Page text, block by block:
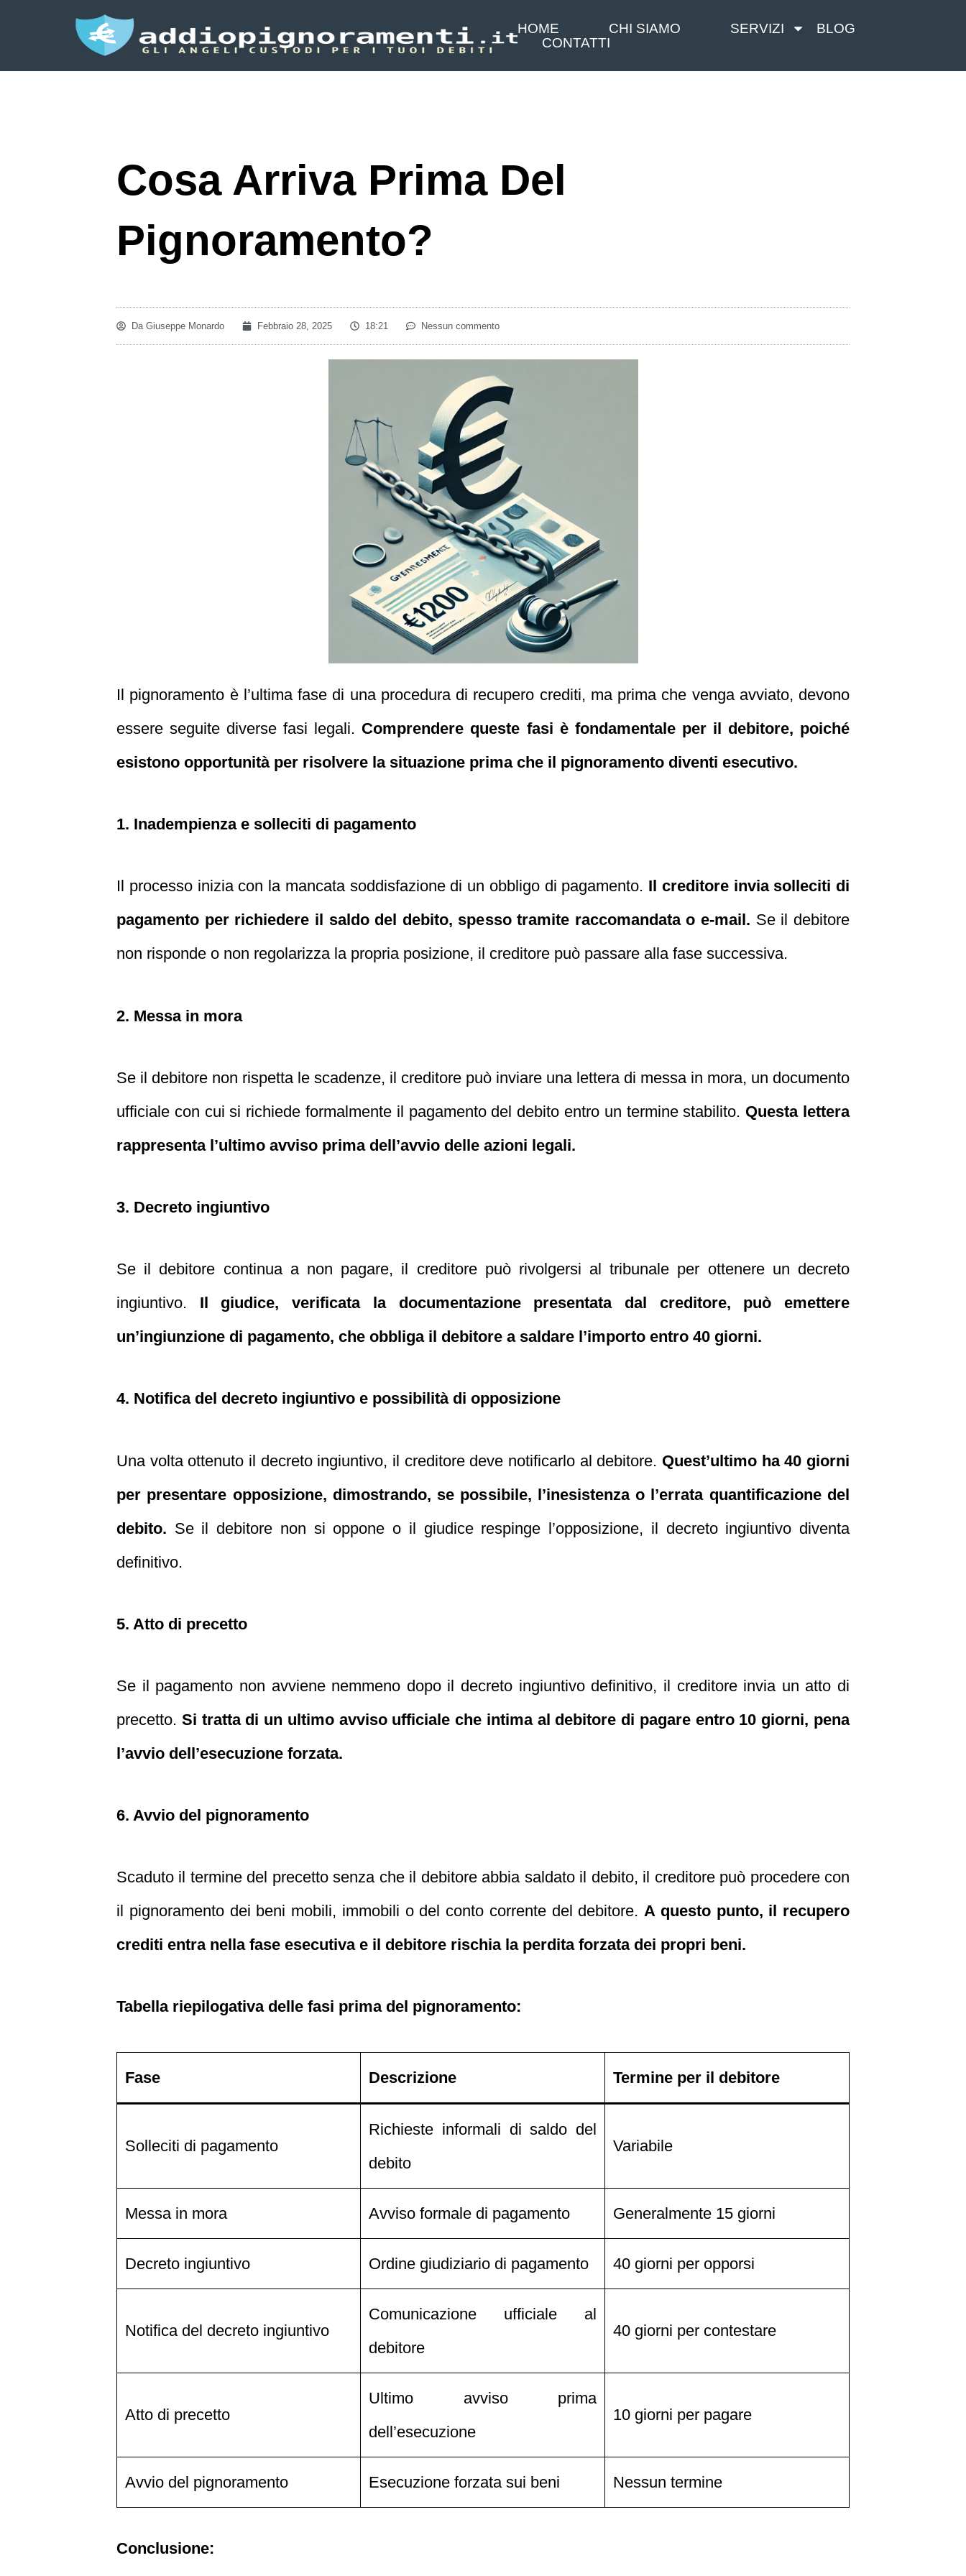
HOME CHI SIAMO SERVIZI
BLOG
CONTATTI
Cosa Arriva Prima Del
Pignoramento?
DaGiuseppe Monardo Febbraio 28, 2025 18:21 Nessun commento
Il pignoramento è l’ultima fase di una procedura di recupero crediti, ma prima che venga avviato, devono
essere seguite diverse fasi legali. Comprendere queste fasi è fondamentale per il debitore, poiché
esistono opportunità per risolvere la situazione prima che il pignoramento diventi esecutivo.
1. Inadempienza e solleciti di pagamento
Il processo inizia con la mancata soddisfazione di un obbligo di pagamento. Il creditore invia solleciti di
pagamento per richiedere il saldo del debito, spesso tramite raccomandata o e-mail. Se il debitore
non risponde o non regolarizza la propria posizione, il creditore può passare alla fase successiva.
2. Messa in mora
Se il debitore non rispetta le scadenze, il creditore può inviare una lettera di messa in mora, un documento
ufficiale con cui si richiede formalmente il pagamento del debito entro un termine stabilito. Questa lettera
rappresenta l’ultimo avviso prima dell’avvio delle azioni legali.
3. Decreto ingiuntivo
Se il debitore continua a non pagare, il creditore può rivolgersi al tribunale per ottenere un decreto
ingiuntivo. Il giudice, verificata la documentazione presentata dal creditore, può emettere
un’ingiunzione di pagamento, che obbliga il debitore a saldare l’importo entro 40 giorni.
4. Notifica del decreto ingiuntivo e possibilità di opposizione
Una volta ottenuto il decreto ingiuntivo, il creditore deve notificarlo al debitore. Quest’ultimo ha 40 giorni
per presentare opposizione, dimostrando, se possibile, l’inesistenza o l’errata quantificazione del
debito. Se il debitore non si oppone o il giudice respinge l’opposizione, il decreto ingiuntivo diventa
definitivo.
5. Atto di precetto
Se il pagamento non avviene nemmeno dopo il decreto ingiuntivo definitivo, il creditore invia un atto di
precetto. Si tratta di un ultimo avviso ufficiale che intima al debitore di pagare entro 10 giorni, pena
l’avvio dell’esecuzione forzata.
6. Avvio del pignoramento
Scaduto il termine del precetto senza che il debitore abbia saldato il debito, il creditore può procedere con
il pignoramento dei beni mobili, immobili o del conto corrente del debitore. A questo punto, il recupero
crediti entra nella fase esecutiva e il debitore rischia la perdita forzata dei propri beni.
Tabella riepilogativa delle fasi prima del pignoramento:
Fase Descrizione Termine per il debitore
Solleciti di pagamento
Richieste informali di saldo del
debito
Variabile
Messa in mora Avviso formale di pagamento Generalmente 15 giorni
Decreto ingiuntivo Ordine giudiziario di pagamento 40 giorni per opporsi
Notifica del decreto ingiuntivo
Comunicazione ufficiale al
debitore
40 giorni per contestare
Atto di precetto
Ultimo avviso prima
dell’esecuzione
10 giorni per pagare
Avvio del pignoramento Esecuzione forzata sui beni Nessun termine
Conclusione: